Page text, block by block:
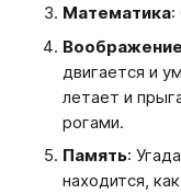
Математика:
Воображение
двигается и
летает и
рогами.
Память:
находится,